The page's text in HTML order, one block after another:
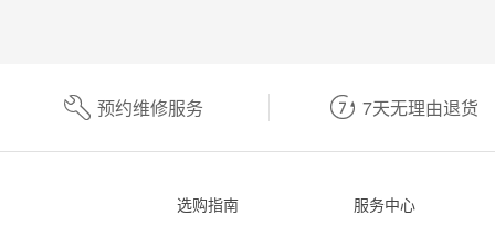
预约维修服务 7天无理由退货
选购指南 服务中心